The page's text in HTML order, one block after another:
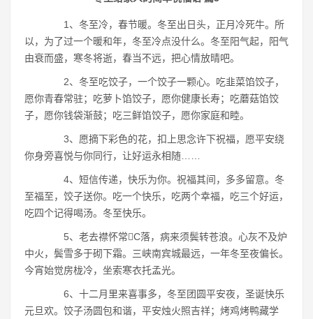
1、冬至冷，春节暖。冬至出日头，正月冷死牛。所
以，为了过一个暖和年，冬至冷点没什么。冬至阳气起，阳气
由衰而盛，寒冬将逝，春当不远，把心情放晴吧。
2、冬至吃饺子，一个饺子一颗心。吃韭菜馅饺子，
愿你青春常驻；吃萝卜馅饺子，愿你健康长寿；吃蘑菇馅饺
子，愿你钱袋渐鼓；吃三鲜馅饺子，愿你家庭和睦。
3、愿摘下彩色的花，扣上思念许下祝福，愿平安绕
你身旁喜悦与你同行，让好运永相随……
4、短信传递，快乐为你。祝福其间，多多留意。冬
至福至，饺子送你。吃一个快乐，吃两个幸福，吃三个好运，
吃四个记得喝汤。冬至快乐。
5、老去襟怀常C落，病来须鬓转苍浪。心灰不及炉
中火，鬓雪多于砌下霜。三峡南宾城最远，一年冬至夜偏长。
今宵始觉房栊冷，坐索寒衣托孟光。
6、十二月里来喜事多，冬至团圆平安夜，圣诞快乐
元旦欢。饺子汤圆包和谐，平安烛火照吉祥；烤鸡烤鸭藏学